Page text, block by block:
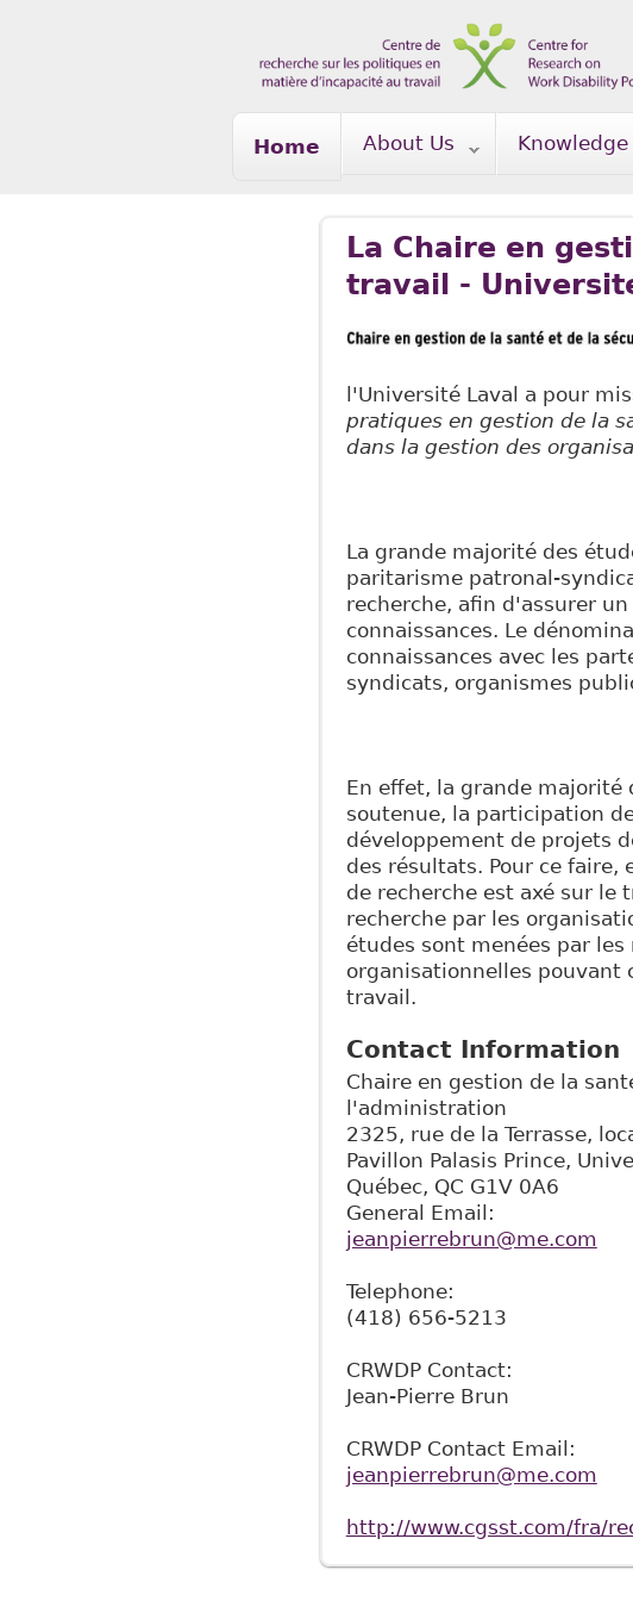
Home About Us Knowledge
La Chaire en
travail -
l'Université Laval a pour
pratiques en gestion de la
dans la gestion des
La grande majorité des
paritarisme patronal-
recherche, afin d'assurer
connaissances. Le
connaissances avec les
syndicats, organismes
En effet, la grande
soutenue, la participation
développement de projets
des résultats. Pour ce
de recherche est axé sur
recherche par les
études sont menées par
organisationnelles pouvant
travail.
Contact Information
Chaire en gestion de la
l'administration
2325, rue de la Terrasse,
Pavillon Palasis Prince,
Québec, QC G1V 0A6
General Email:
jeanpierrebrun@me.com
Telephone:
(418) 656-5213
CRWDP Contact:
Jean-Pierre Brun
CRWDP Contact Email:
jeanpierrebrun@me.com
http://www.cgsst.com/fra/